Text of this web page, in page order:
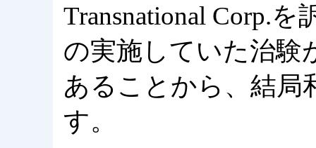
Transnational Corp.
の実施していた治験
あることから、結局
す。